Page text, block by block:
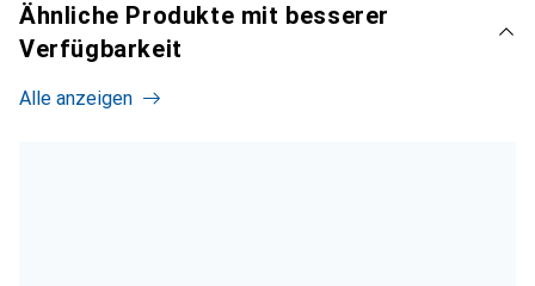
Ähnliche Produkte mit besserer
Verfügbarkeit
Alle anzeigen